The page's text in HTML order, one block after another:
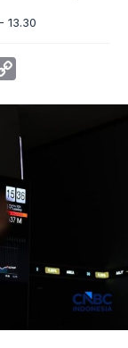
13.30